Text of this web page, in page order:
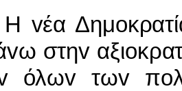
στηv
όλωv τωv